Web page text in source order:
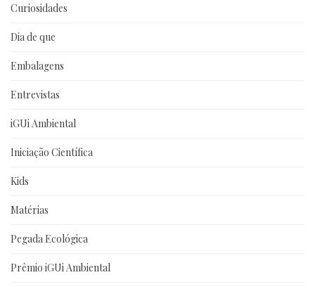
Curiosidades
Dia de que
Embalagens
Entrevistas
iGUi Ambiental
Iniciação Científica
Kids
Matérias
Pegada Ecológica
Prêmio iGUi Ambiental